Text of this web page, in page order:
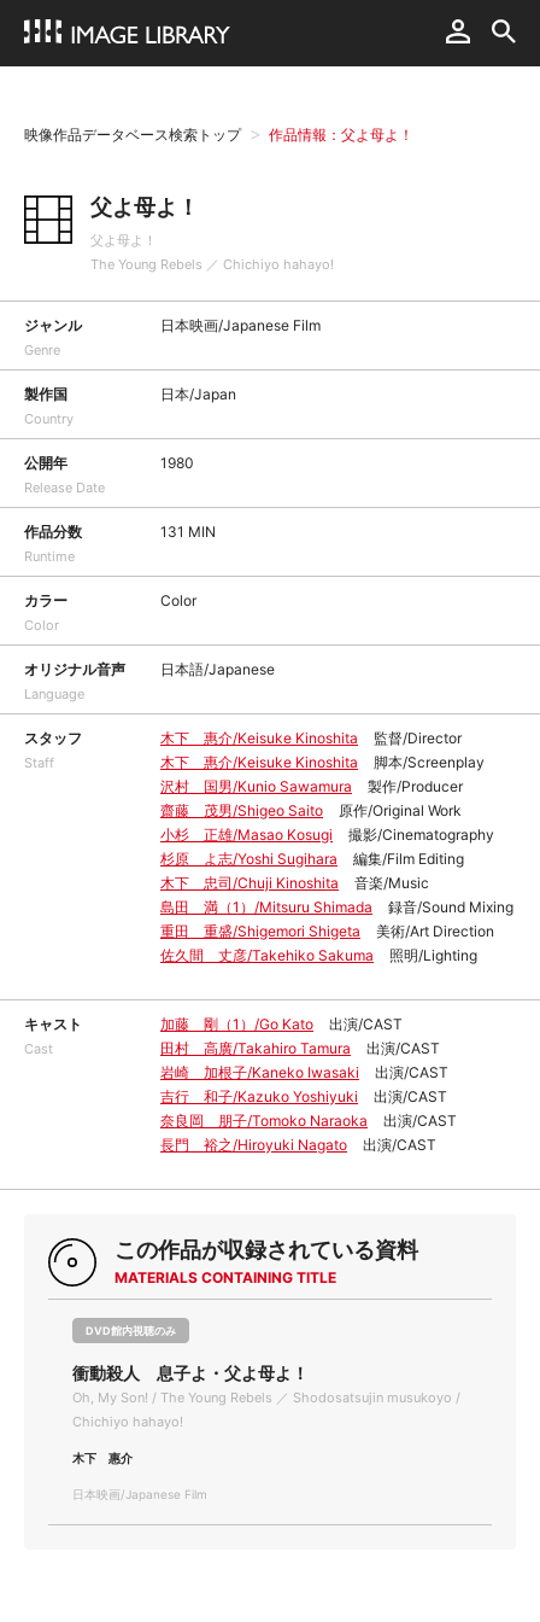
映像作品データベース検索トップ 作品情報：父よ母よ！
父よ母よ！
父よ母よ！
The Young Rebels ／ Chichiyo hahayo!
ジャンル
Genre
日本映画/Japanese Film
製作国
Country
日本/Japan
公開年
Release Date
1980
作品分数
Runtime
131 MIN
カラー
Color
Color
オリジナル音声
Language
日本語/Japanese
スタッフ
Staff
木下 惠介/Keisuke Kinoshita
監督/Director
木下 惠介/Keisuke Kinoshita
脚本/Screenplay
沢村 国男/Kunio Sawamura
製作/Producer
齋藤 茂男/Shigeo Saito
原作/Original Work
小杉 正雄/Masao Kosugi
撮影/Cinematography
杉原 よ志/Yoshi Sugihara
編集/Film Editing
木下 忠司/Chuji Kinoshita
音楽/Music
島田 満（1）/Mitsuru Shimada
録音/Sound Mixing
重田 重盛/Shigemori Shigeta
美術/Art Direction
佐久間 丈彦/Takehiko Sakuma
照明/Lighting
キャスト
Cast
加藤 剛（1）/Go Kato
出演/CAST
田村 高廣/Takahiro Tamura
出演/CAST
岩崎 加根子/Kaneko Iwasaki
出演/CAST
吉行 和子/Kazuko Yoshiyuki
出演/CAST
奈良岡 朋子/Tomoko Naraoka
出演/CAST
長門 裕之/Hiroyuki Nagato
出演/CAST
この作品が収録されている資料
MATERIALS CONTAINING TITLE
DVD館内視聴のみ
衝動殺人 息子よ・父よ母よ！
Oh, My Son! / The Young Rebels ／ Shodosatsujin musukoyo /
Chichiyo hahayo!
木下 惠介
日本映画/Japanese Film